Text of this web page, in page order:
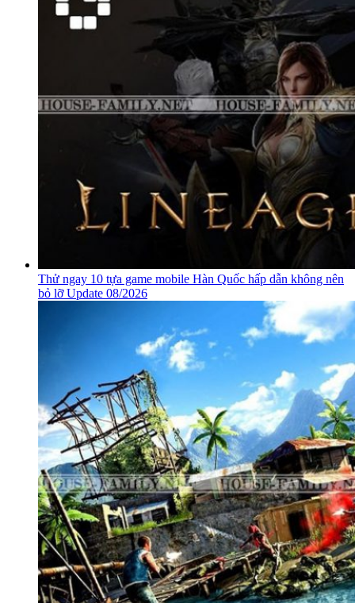
Hướng dẫn cách chơi Play Together – game hot nhất mùa
dịch Update 08/2026
Đánh giá game Play Together – game câu cá hot nhất mùa
dịch Update 08/2026